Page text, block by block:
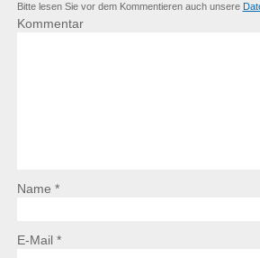
Bitte lesen Sie vor dem Kommentieren auch unsere
Kommentar
Name *
E-Mail *